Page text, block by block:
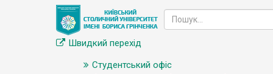
Швидкий перехід
Студентський офіс